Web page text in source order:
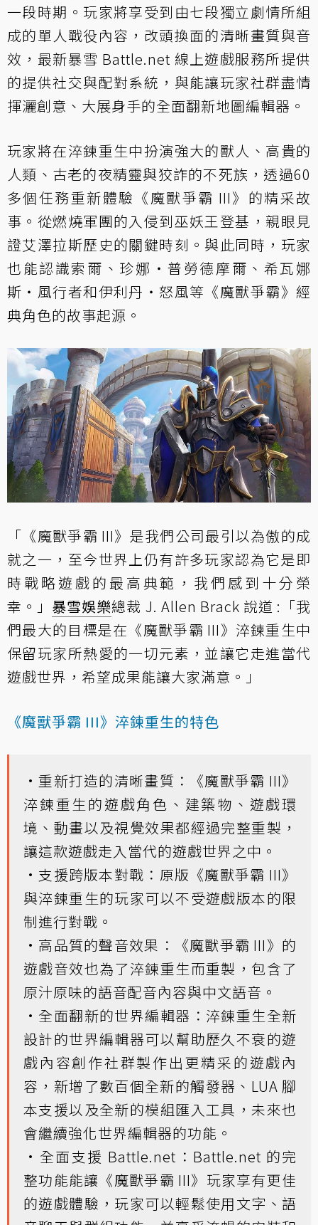
一段時期。玩家將享受到由七段獨立劇情所組
成的單人戰役內容，改頭換面的清晰畫質與音
效，最新暴雪 Battle.net 線上遊戲服務所提供
的提供社交與配對系統，與能讓玩家社群盡情
揮灑創意、大展身手的全面翻新地圖編輯器。
玩家將在淬鍊重生中扮演強大的獸人、高貴的
人類、古老的夜精靈與狡詐的不死族，透過60
多個任務重新體驗《魔獸爭霸 III》的精采故
事。從燃燒軍團的入侵到巫妖王登基，親眼見
證艾澤拉斯歷史的關鍵時刻。與此同時，玩家
也能認識索爾、珍娜‧普勞德摩爾、希瓦娜
斯‧風行者和伊利丹‧怒風等《魔獸爭霸》經
典角色的故事起源。
「《魔獸爭霸 III》是我們公司最引以為傲的成
就之一，至今世界上仍有許多玩家認為它是即
時戰略遊戲的最高典範，我們感到十分榮
幸。」 暴雪娛樂總裁 J. Allen Brack 說道 :「我
們最大的目標是在《魔獸爭霸 III》淬鍊重生中
保留玩家所熱愛的一切元素，並讓它走進當代
遊戲世界，希望成果能讓大家滿意。」
《魔獸爭霸 III》淬鍊重生的特色
•重新打造的清晰畫質：《魔獸爭霸 III》
淬鍊重生的遊戲角色、建築物、遊戲環
境、動畫以及視覺效果都經過完整重製，
讓這款遊戲走入當代的遊戲世界之中。
•支援跨版本對戰：原版《魔獸爭霸 III》
與淬鍊重生的玩家可以不受遊戲版本的限
制進行對戰。
•高品質的聲音效果：《魔獸爭霸 III》的
遊戲音效也為了淬鍊重生而重製，包含了
原汁原味的語音配音內容與中文語音。
•全面翻新的世界編輯器：淬鍊重生全新
設計的世界編輯器可以幫助歷久不衰的遊
戲內容創作社群製作出更精采的遊戲內
容，新增了數百個全新的觸發器、LUA 腳
本支援以及全新的模組匯入工具，未來也
會繼續強化世界編輯器的功能。
•全面支援 Battle.net：Battle.net 的完
整功能能讓《魔獸爭霸 III》玩家享有更佳
的遊戲體驗，玩家可以輕鬆使用文字、語